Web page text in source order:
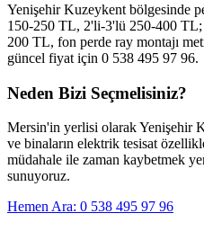
Yenişehir Kuzeykent bölgesinde
150-250 TL, 2'li-3'lü 250-400 TL;
200 TL, fon perde ray montajı
güncel fiyat için 0 538 495 97 96.
Neden Bizi Seçmelisiniz?
Mersin'in yerlisi olarakYenişehir
ve binaların elektrik tesisat
müdahale ile zaman kaybetmek
sunuyoruz.
Hemen Ara: 0 538 495 97 96